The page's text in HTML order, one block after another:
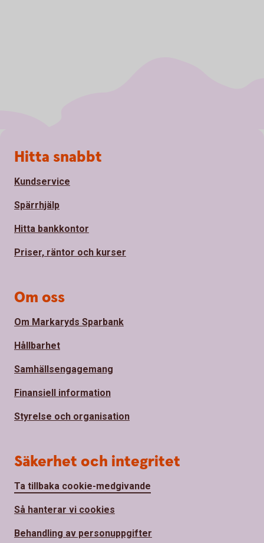
Sidfot
Hitta snabbt
Kundservice
Spärrhjälp
Hitta bankkontor
Priser, räntor och kurser
Om oss
Om Markaryds Sparbank
Hållbarhet
Samhällsengagemang
Finansiell information
Styrelse och organisation
Säkerhet och integritet
Ta tillbaka cookie-medgivande
Så hanterar vi cookies
Behandling av personuppgifter